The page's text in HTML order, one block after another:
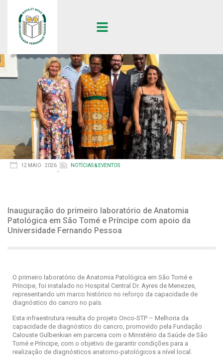
12 MAIO · 2026 NOTÍCIAS & EVENTOS
Inauguração do primeiro laboratório de Anatomia
Patológica em São Tomé e Príncipe com apoio da
Universidade Fernando Pessoa
O primeiro laboratório de Anatomia Patológica em São Tomé e
Príncipe, foi instalado no Hospital Central Dr. Ayres de Menezes,
representando um marco histórico no reforço da capacidade de
diagnóstico do cancro no país.
Esta infraestrutura resulta do projeto Onco-STP – Melhoria da
capacidade de diagnóstico do cancro, promovido pela Fundação
Calouste Gulbenkian em parceria com o Ministério da Saúde de São
Tomé e Príncipe, com o objetivo de garantir condições para a
realização de diagnósticos anatomo-patológicos a nível local.